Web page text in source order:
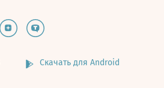
Скачать для Android